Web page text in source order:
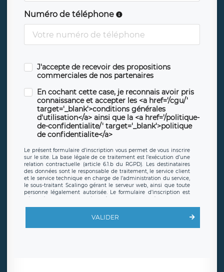
Numéro de téléphone
J'accepte de recevoir des propositions
commerciales de nos partenaires
En cochant cette case, je reconnais avoir pris
connaissance et accepter les <a href='/cgu/'
target='_blank'>conditions générales
d'utilisation</a> ainsi que la <a href='/politique-
de-confidentialite/' target='_blank'>politique
de confidentialite</a>
Le présent formulaire d’inscription vous permet de vous inscrire
sur le site. La base légale de ce traitement est l’exécution d’une
relation contractuelle (article 6.1.b du RGPD). Les destinataires
des données sont le responsable de traitement, le service client
et le service technique en charge de l’administration du service,
le sous-traitant Scalingo gérant le serveur web, ainsi que toute
personne légalement autorisée. Le formulaire d’inscription est
offrant desclauses de protection conformes au RGPD. Les
en sollicite la suppression, étant entendu que vous pouvez
demander la suppression de vos données et retirer votre
VALIDER